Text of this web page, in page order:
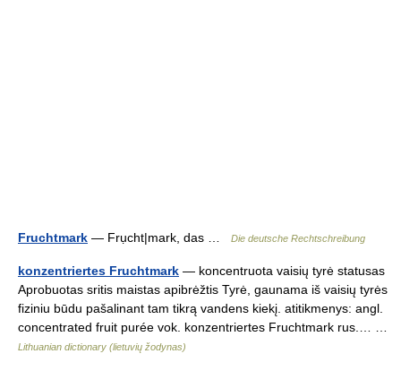
Fruchtmark — Frụcht|mark, das … Die deutsche Rechtschreibung
konzentriertes Fruchtmark — koncentruota vaisių tyrė statusas
Aprobuotas sritis maistas apibrėžtis Tyrė, gaunama iš vaisių tyrės
fiziniu būdu pašalinant tam tikrą vandens kiekį. atitikmenys: angl.
concentrated fruit purée vok. konzentriertes Fruchtmark rus.… …
Lithuanian dictionary (lietuvių žodynas)